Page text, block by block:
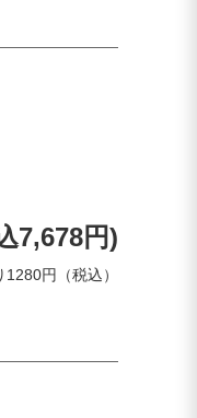
7,678円)
1280円（税込）